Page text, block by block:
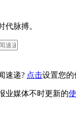
代脉搏。
速递? 点击设置您的
业媒体不时更新的